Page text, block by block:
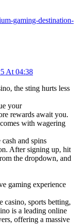
gaming-destination-
At 04:38
the sting hurts less
your
rewards await you.
with wagering
and spins
After signing up, hit
the dropdown, and
gaming experience
casino, sports betting,
is a leading online
offering a massive